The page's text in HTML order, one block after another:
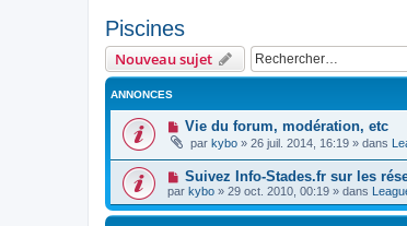
Piscines
Nouveau sujet
ANNONCES
Vie du forum, modération, etc
par kybo » 26 juil. 2014, 16:19 » dans
Suivez Info-Stades.fr sur les
par kybo » 29 oct. 2010, 00:19 » dans